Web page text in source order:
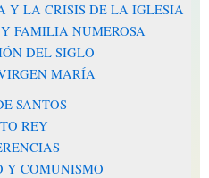
Y LA CRISIS DE LA IGLESIA
FAMILIA NUMEROSA
DEL SIGLO
MARÍA
SANTOS
REY
Y COMUNISMO